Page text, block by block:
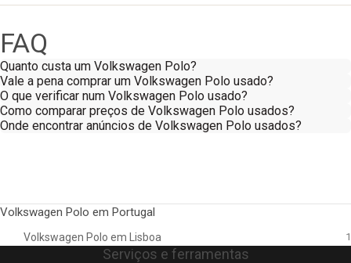
FAQ
Quanto custa um Volkswagen Polo?
Vale a pena comprar um Volkswagen Polo usado?
O que verificar num Volkswagen Polo usado?
Como comparar preços de Volkswagen Polo usados?
Onde encontrar anúncios de Volkswagen Polo usados?
Volkswagen Polo em Portugal
Volkswagen Polo em Lisboa 1
Serviços e ferramentas